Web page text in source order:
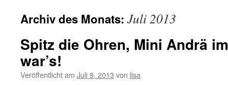
Archiv des Monats: Juli 2013
Spitz die Ohren, Mini Andrä
war’s!
Veröffentlicht am Juli 9, 2013 von lisa